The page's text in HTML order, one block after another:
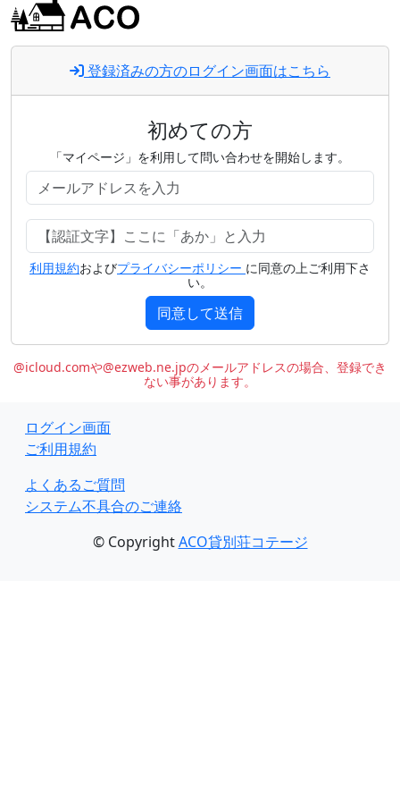
登録済みの方のログイン画面はこちら
初めての方
「マイページ」を利用して問い合わせを開始します。
利用規約およびプライバシーポリシー に同意の上ご利用下さ
い。
同意して送信
@icloud.comや@ezweb.ne.jpのメールアドレスの場合、登録でき
ない事があります。
ログイン画面
ご利用規約
よくあるご質問
システム不具合のご連絡
© CopyrightACO貸別荘コテージ